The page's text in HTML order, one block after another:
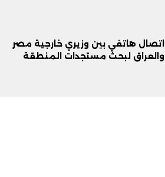
اتصال هاتفي بين وزيري خارجية مصر
والعراق لبحث مستجدات المنطقة